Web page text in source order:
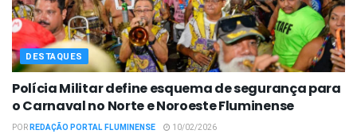
DESTAQUES
Polícia Militar define esquema de segurança para
o Carnaval no Norte e Noroeste Fluminense
PORREDAÇÃO PORTAL FLUMINENSE 10/02/2026